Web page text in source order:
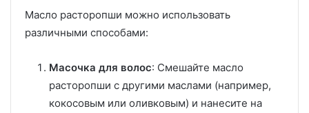
Масло расторопши можно использовать
различными способами:
Масочка для волос: Смешайте масло
расторопши с другими маслами (например,
кокосовым или оливковым) и нанесите на